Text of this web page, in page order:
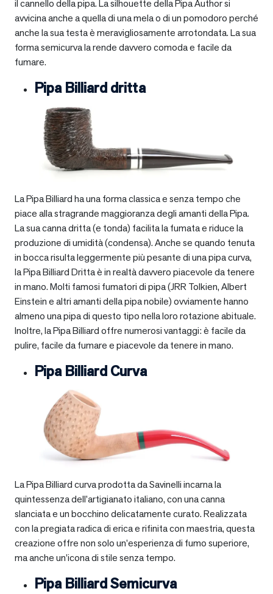
il cannello della pipa. La silhouette della Pipa Author si
avvicina anche a quella di una mela o di un pomodoro perché
anche la sua testa è meravigliosamente arrotondata. La sua
forma semicurva la rende davvero comoda e facile da
fumare.
Pipa Billiard dritta
La Pipa Billiard ha una forma classica e senza tempo che
piace alla stragrande maggioranza degli amanti della Pipa.
La sua canna dritta (e tonda) facilita la fumata e riduce la
produzione di umidità (condensa). Anche se quando tenuta
in bocca risulta leggermente più pesante di una pipa curva,
la Pipa Billiard Dritta è in realtà davvero piacevole da tenere
in mano. Molti famosi fumatori di pipa (JRR Tolkien, Albert
Einstein e altri amanti della pipa nobile) ovviamente hanno
almeno una pipa di questo tipo nella loro rotazione abituale.
Inoltre, la Pipa Billiard offre numerosi vantaggi: è facile da
pulire, facile da fumare e piacevole da tenere in mano.
Pipa Billiard Curva
La Pipa Billiard curva prodotta da Savinelli incarna la
quintessenza dell’artigianato italiano, con una canna
slanciata e un bocchino delicatamente curato. Realizzata
con la pregiata radica di erica e rifinita con maestria, questa
creazione offre non solo un’esperienza di fumo superiore,
ma anche un’icona di stile senza tempo.
Pipa Billiard Semicurva